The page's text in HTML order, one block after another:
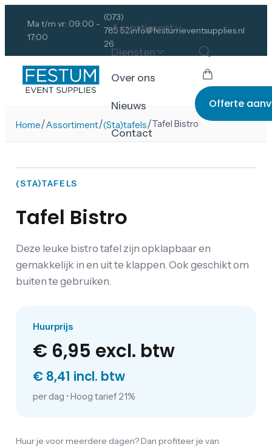
Ma t/m vr: 09:00 -
17:00
(073)
785 52
26
info@festumeventsupplies.nl
Assortiment
Diensten
Over ons
Nieuws
Contact
Offerte
Home/Assortiment/(Sta)tafels/Tafel Bistro
(STA)TAFELS
Tafel Bistro
Deze leuke bistro tafel zijn opklapbaar en
gemakkelijk in en uit te klappen. Ook geschikt om
buiten te gebruiken.
Huurprijs
€ 6,95 excl. btw
€ 8,41 incl. btw
per dag • Hoog tarief 21%
Huur je voor meerdere dagen? Dan profiteer je van